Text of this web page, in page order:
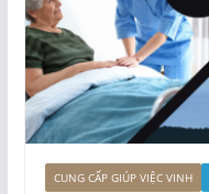
CUNG CẤP GIÚP VIỆC VINH